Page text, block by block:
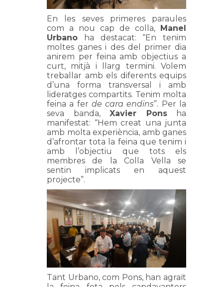
En les seves primeres paraules
com a nou cap de colla, Manel
Urbano ha destacat: “En tenim
moltes ganes i des del primer dia
anirem per feina amb objectius a
curt, mitjà i llarg termini. Volem
treballar amb els diferents equips
d’una forma transversal i amb
lideratges compartits. Tenim molta
feina a fer de cara endins”. Per la
seva banda, Xavier Ponsha
manifestat: “Hem creat una junta
amb molta experiència, amb ganes
d’afrontar tota la feina que tenim i
amb l’objectiu que tots els
membres de la Colla Vella se
sentin implicats en aquest
projecte”.
Tant Urbano, com Pons, han agraït